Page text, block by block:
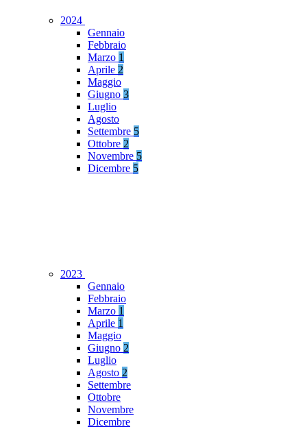
2024
Gennaio
Febbraio
Marzo 1
Aprile 2
Maggio
Giugno 3
Luglio
Agosto
Settembre 5
Ottobre 2
Novembre 5
Dicembre 5
2023
Gennaio
Febbraio
Marzo 1
Aprile 1
Maggio
Giugno 2
Luglio
Agosto 2
Settembre
Ottobre
Novembre
Dicembre